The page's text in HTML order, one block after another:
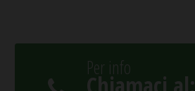
Per info